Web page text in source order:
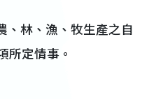
、林、漁、牧生產之自
所定情事。